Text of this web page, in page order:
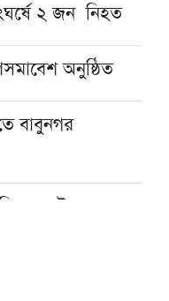
২ জন নিহত
অনুষ্ঠিত
বাবুনগর
দুই ছাত্র